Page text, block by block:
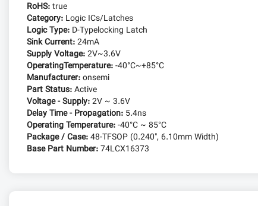
RoHS:true
Category: Logic ICs/Latches
Logic Type: D-Typelocking Latch
Sink Current:24mA
Supply Voltage:2V~3.6V
OperatingTemperature:-40°C~+85°C
Manufacturer:onsemi
Part Status:Active
Voltage - Supply:2V ~ 3.6V
Delay Time - Propagation: 5.4ns
Operating Temperature:-40°C ~ 85°C
Package / Case:48-TFSOP (0.240", 6.10mm Width)
Base Part Number:74LCX16373